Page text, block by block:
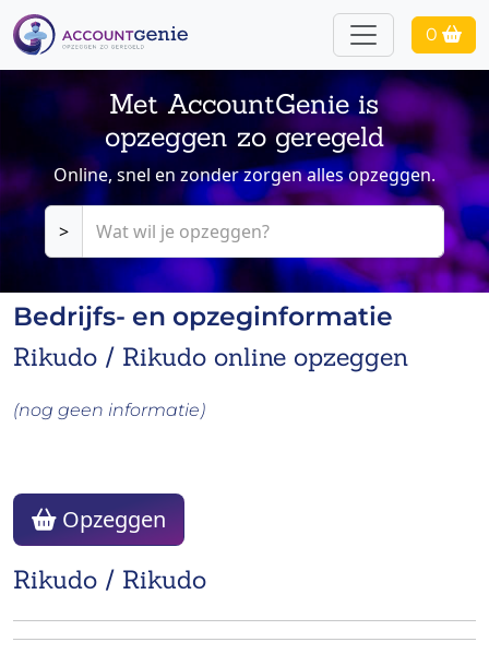
0
Met AccountGenie is
opzeggen zo geregeld
Online, snel en zonder zorgen alles opzeggen.
>
Bedrijfs- en opzeginformatie
Rikudo / Rikudo online opzeggen
(nog geen informatie)
Rikudo / Rikudo
Opzeggen